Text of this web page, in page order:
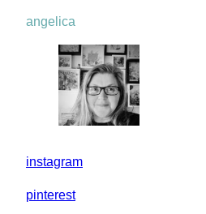
angelica
instagram
pinterest